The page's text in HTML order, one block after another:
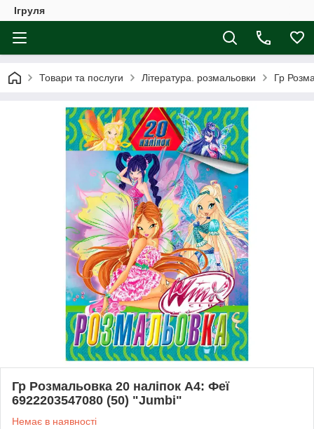
Ігруля
Товари та послуги Література. розмальовки Гр
Гр Розмальовка 20 наліпок А4: Феї
6922203547080 (50) "Jumbi"
Немає в наявності